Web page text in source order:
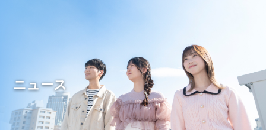
ニュース